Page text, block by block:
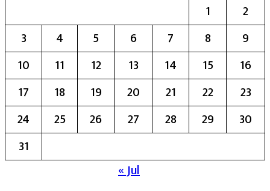
1
2
3
4 5 6 7 8
9
10
11 12 13 14 15
16
17
18 19 20 21 22
23
24
25 26 27 28 29
30
31
« Jul